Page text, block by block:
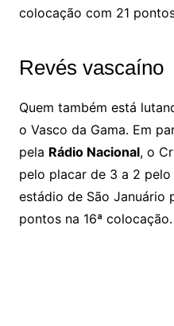
colocação com 21
Revés vascaíno
Quem também está
o Vasco da Gama. Em
pela Rádio Nacional, o
pelo placar de 3 a 2
estádio de São Januário
pontos na 16ª colocação.